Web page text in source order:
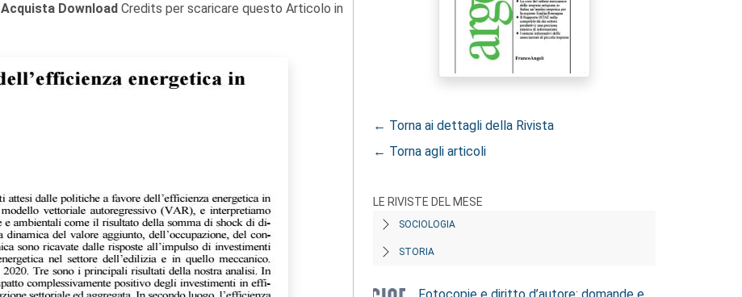
Acquista Download Credits per scaricare questo Articolo in
← Torna ai dettagli della Rivista
← Torna agli articoli
LE RIVISTE DEL MESE
SOCIOLOGIA
STORIA